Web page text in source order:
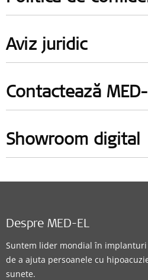
Aviz juridic
Contactează
Showroom digital
Despre MED-EL
Suntem lider mondial în
de a ajuta persoanele cu
sunete.